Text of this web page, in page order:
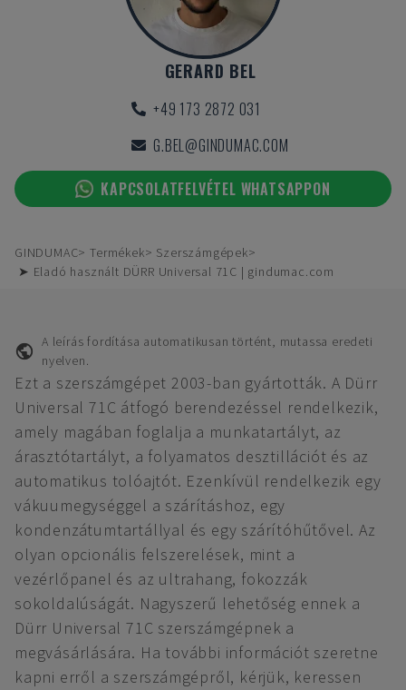
GERARD BEL
+49 173 2872 031
G.BEL@GINDUMAC.COM
KAPCSOLATFELVÉTEL WHATSAPPON
GINDUMAC Termékek
Szerszámgépek
➤ Eladó használt DÜRR Universal 71C | gindumac.com
A leírás fordítása automatikusan történt, mutassa eredeti
nyelven.
Ezt a szerszámgépet 2003-ban gyártották. A Dürr
Universal 71C átfogó berendezéssel rendelkezik,
amely magában foglalja a munkatartályt, az
árasztótartályt, a folyamatos desztillációt és az
automatikus tolóajtót. Ezenkívül rendelkezik egy
vákuumegységgel a szárításhoz, egy
kondenzátumtartállyal és egy szárítóhűtővel. Az
olyan opcionális felszerelések, mint a
vezérlőpanel és az ultrahang, fokozzák
sokoldalúságát. Nagyszerű lehetőség ennek a
Dürr Universal 71C szerszámgépnek a
megvásárlására. Ha további információt szeretne
kapni erről a szerszámgépről, kérjük, keressen